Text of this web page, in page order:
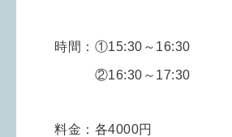
時間： ①15:30～16:30
②16:30～17:30
料金：各4000円